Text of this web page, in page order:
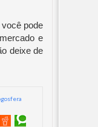
você pode
e
deixe de